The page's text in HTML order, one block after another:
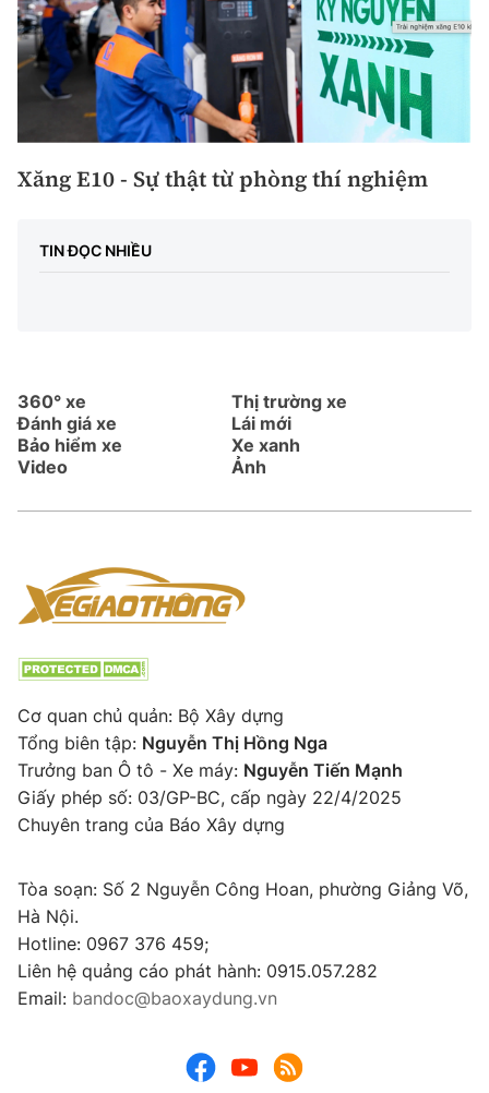
Xăng E10 - Sự thật từ phòng thí nghiệm
TIN ĐỌC NHIỀU
360° xe
Thị trường xe
Đánh giá xe
Lái mới
Bảo hiểm xe
Xe xanh
Video
Ảnh
Cơ quan chủ quản: Bộ Xây dựng
Tổng biên tập: Nguyễn Thị Hồng Nga
Trưởng ban Ô tô - Xe máy: Nguyễn Tiến Mạnh
Giấy phép số: 03/GP-BC, cấp ngày 22/4/2025
Chuyên trang của Báo Xây dựng
Tòa soạn: Số 2 Nguyễn Công Hoan, phường Giảng Võ,
Hà Nội.
Hotline: 0967 376 459;
Liên hệ quảng cáo phát hành: 0915.057.282
Email: bandoc@baoxaydung.vn